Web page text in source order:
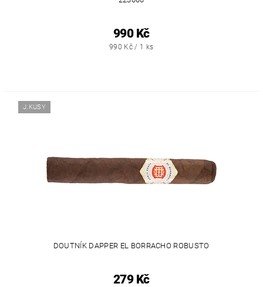
990 Kč
990 Kč / 1 ks
J.KUSY
DOUTNÍK DAPPER EL BORRACHO ROBUSTO
279 Kč